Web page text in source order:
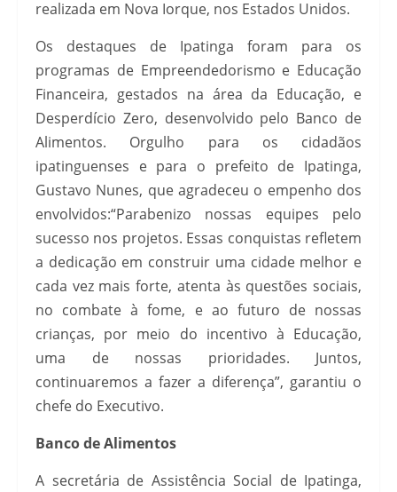
realizada em Nova Iorque, nos Estados Unidos.
Os destaques de Ipatinga foram para os
programas de Empreendedorismo e Educação
Financeira, gestados na área da Educação, e
Desperdício Zero, desenvolvido pelo Banco de
Alimentos. Orgulho para os cidadãos
ipatinguenses e para o prefeito de Ipatinga,
Gustavo Nunes, que agradeceu o empenho dos
envolvidos:“Parabenizo nossas equipes pelo
sucesso nos projetos. Essas conquistas refletem
a dedicação em construir uma cidade melhor e
cada vez mais forte, atenta às questões sociais,
no combate à fome, e ao futuro de nossas
crianças, por meio do incentivo à Educação,
uma de nossas prioridades. Juntos,
continuaremos a fazer a diferença”, garantiu o
chefe do Executivo.
Banco de Alimentos
A secretária de Assistência Social de Ipatinga,